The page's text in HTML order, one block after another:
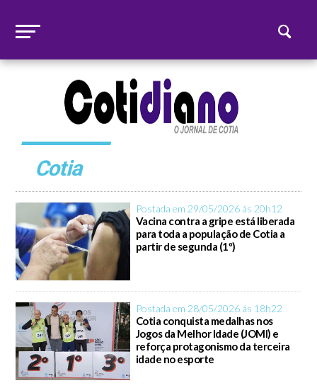
Cotia
Postada em 29/05/2026 ás 20h12
Vacina contra a gripe está liberada
para toda a população de Cotia a
partir de segunda (1º)
Postada em 28/05/2026 ás 18h22
Cotia conquista medalhas nos
Jogos da Melhor Idade (JOMI) e
reforça protagonismo da terceira
idade no esporte